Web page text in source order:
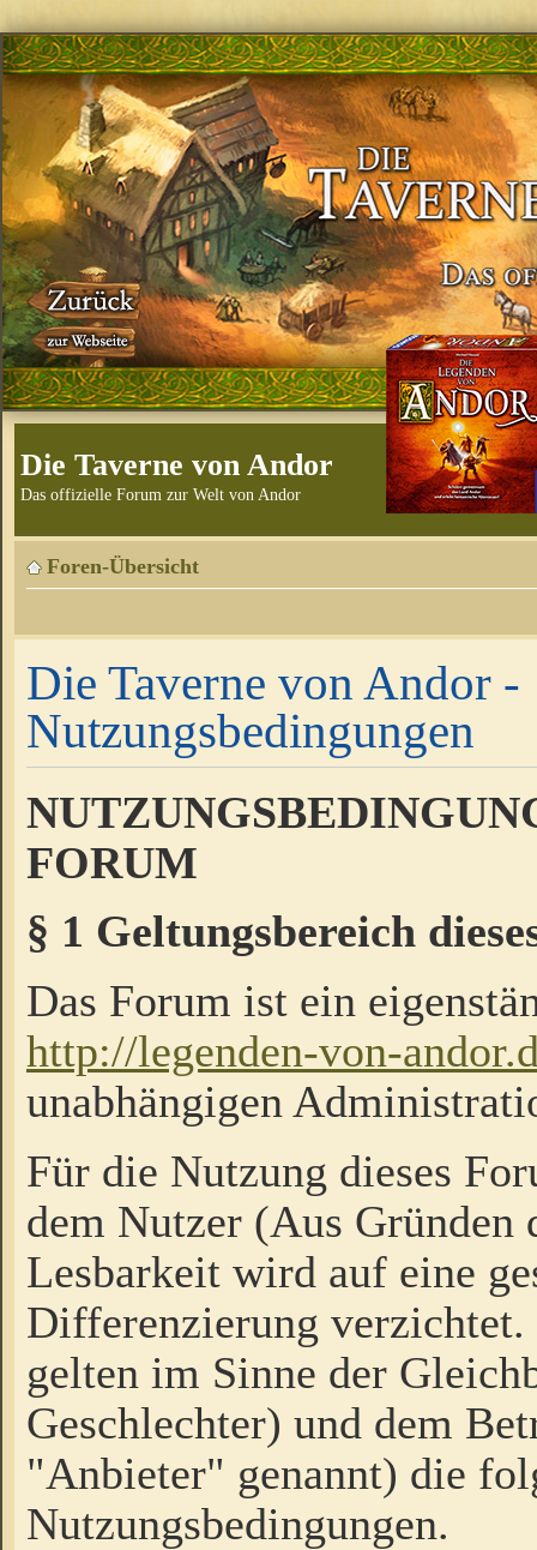
Die Taverne von Andor
Das offizielle Forum zur Welt von Andor
Foren-Übersicht
Die Taverne von Andor -
Nutzungsbedingungen
FORUM
§ 1 Geltungsbereich
Das Forum ist ein
http://legenden-von-
unabhängigen
Für die Nutzung dieses
dem Nutzer (Aus Gründen
Lesbarkeit wird auf eine
Differenzierung
gelten im Sinne der
Geschlechter) und dem
"Anbieter" genannt) die
Nutzungsbedingungen.